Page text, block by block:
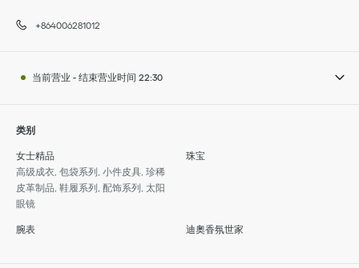
+864006281012
当前营业 - 结束营业时间 22:30
类别
女士精品
高级成衣, 包袋系列, 小件皮具, 珍稀
皮革制品, 鞋履系列, 配饰系列, 太阳
眼镜
珠宝
腕表 迪奧香氛世家